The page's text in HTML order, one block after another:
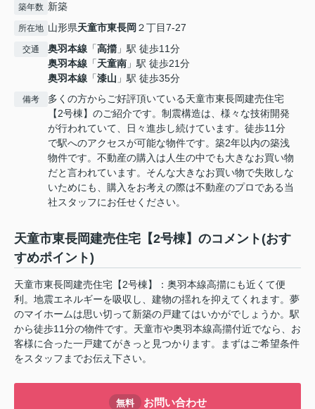
築年数 新築
所在地 山形県天童市東長岡 ２丁目7-27
交通 奥羽本線 「高擶 」駅 徒歩11分
奥羽本線 「天童南 」駅 徒歩21分
奥羽本線 「漆山 」駅 徒歩35分
備考
多くの方からご好評頂いている天童市東長岡建売住宅
【2号棟】のご紹介です。制震構造は、様々な技術開発
が行われていて、日々進歩し続けています。徒歩11分
で駅へのアクセスが可能な物件です。築2年以内の築浅
物件です。不動産の購入は人生の中でも大きなお買い物
だと言われています。そんな大きなお買い物で失敗しな
いためにも、購入をお考えの際は不動産のプロである当
社スタッフにお任せください。
天童市東長岡建売住宅【2号棟】のコメント(おす
すめポイント)
天童市東長岡建売住宅【2号棟】：奥羽本線高擶にも近くて便
利。地震エネルギーを吸収し、建物の揺れを抑えてくれます。夢
のマイホームは思い切って新築の戸建てはいかがでしょうか。駅
から徒歩11分の物件です。天童市や奥羽本線高擶付近でなら、お
客様に合った一戸建てがきっと見つかります。まずはご希望条件
をスタッフまでお伝え下さい。
無料 お問い合わせ